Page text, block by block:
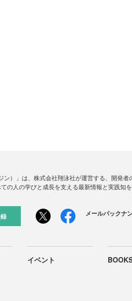
ン）」は、株式会社翔泳社が運営する、開発
の人の学びと成長を支える最新情報と実践知を
メールバックナ
イベント